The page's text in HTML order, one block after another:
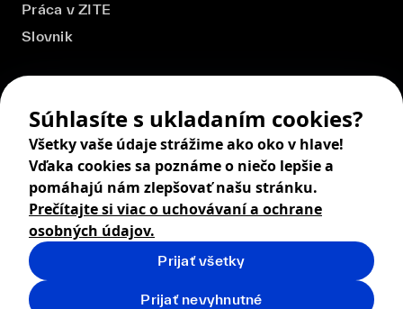
Práca v ZITE
Slovnik
© 2026 ZITA, design by khn office,
Digital products by
Súhlasíte s ukladaním cookies?
Všetky vaše údaje strážime ako oko v hlave!
Vďaka cookies sa poznáme o niečo lepšie a
pomáhajú nám zlepšovať našu stránku.
Prečítajte si viac o uchovávaní a ochrane
osobných údajov.
Prijať všetky
Prijať nevyhnutné